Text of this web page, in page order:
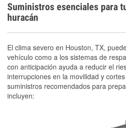
Suministros esenciales para
huracán
El clima severo en Houston, TX,
vehículo como a los sistemas de
con anticipación ayuda a reducir el
interrupciones en la movilidad y
suministros recomendados para
incluyen: